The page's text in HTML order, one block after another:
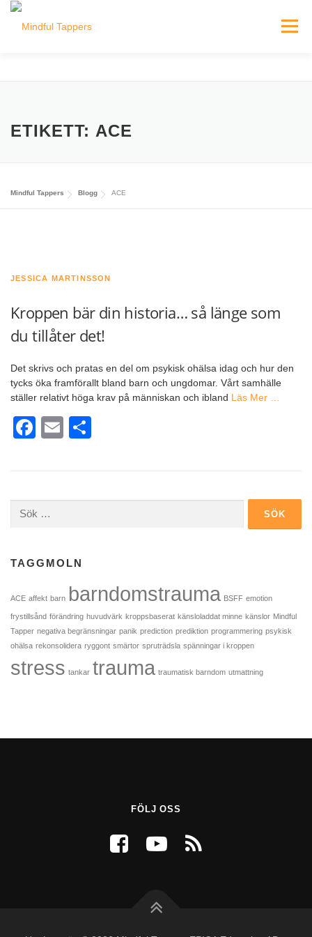
Hoppa
Meny
INLOGGNING FÖR TAPPERS
ETIKETT: ACE
Mindful Tappers Blogg ACE
JESSICA MARTINSSON
Kroppen bär din historia… så länge som
du tillåter det!
Det skrivs och pratas en del om psykisk ohälsa idag och hur den
tycks öka framförallt bland barn och ungdomar. Vårt samhälle
ställer relativt höga krav på människan och ibland Läs Mer …
Facebook
Email
efter:
TAGGMOLN
ACE affekt barn barndomstrauma BSFF emotion
frystillsånd förändring huvudvärk kroppsbaserat känsloladdat minne känslor Mindful
Tapper negativa begränsningar panik prediction prediktion programmering psykisk
ohälsa rekonsolidera ryggont smärtor spruträdsla spänningar i kroppen
stress tankar trauma traumatisk barndom utmattning
FÖLJ OSS